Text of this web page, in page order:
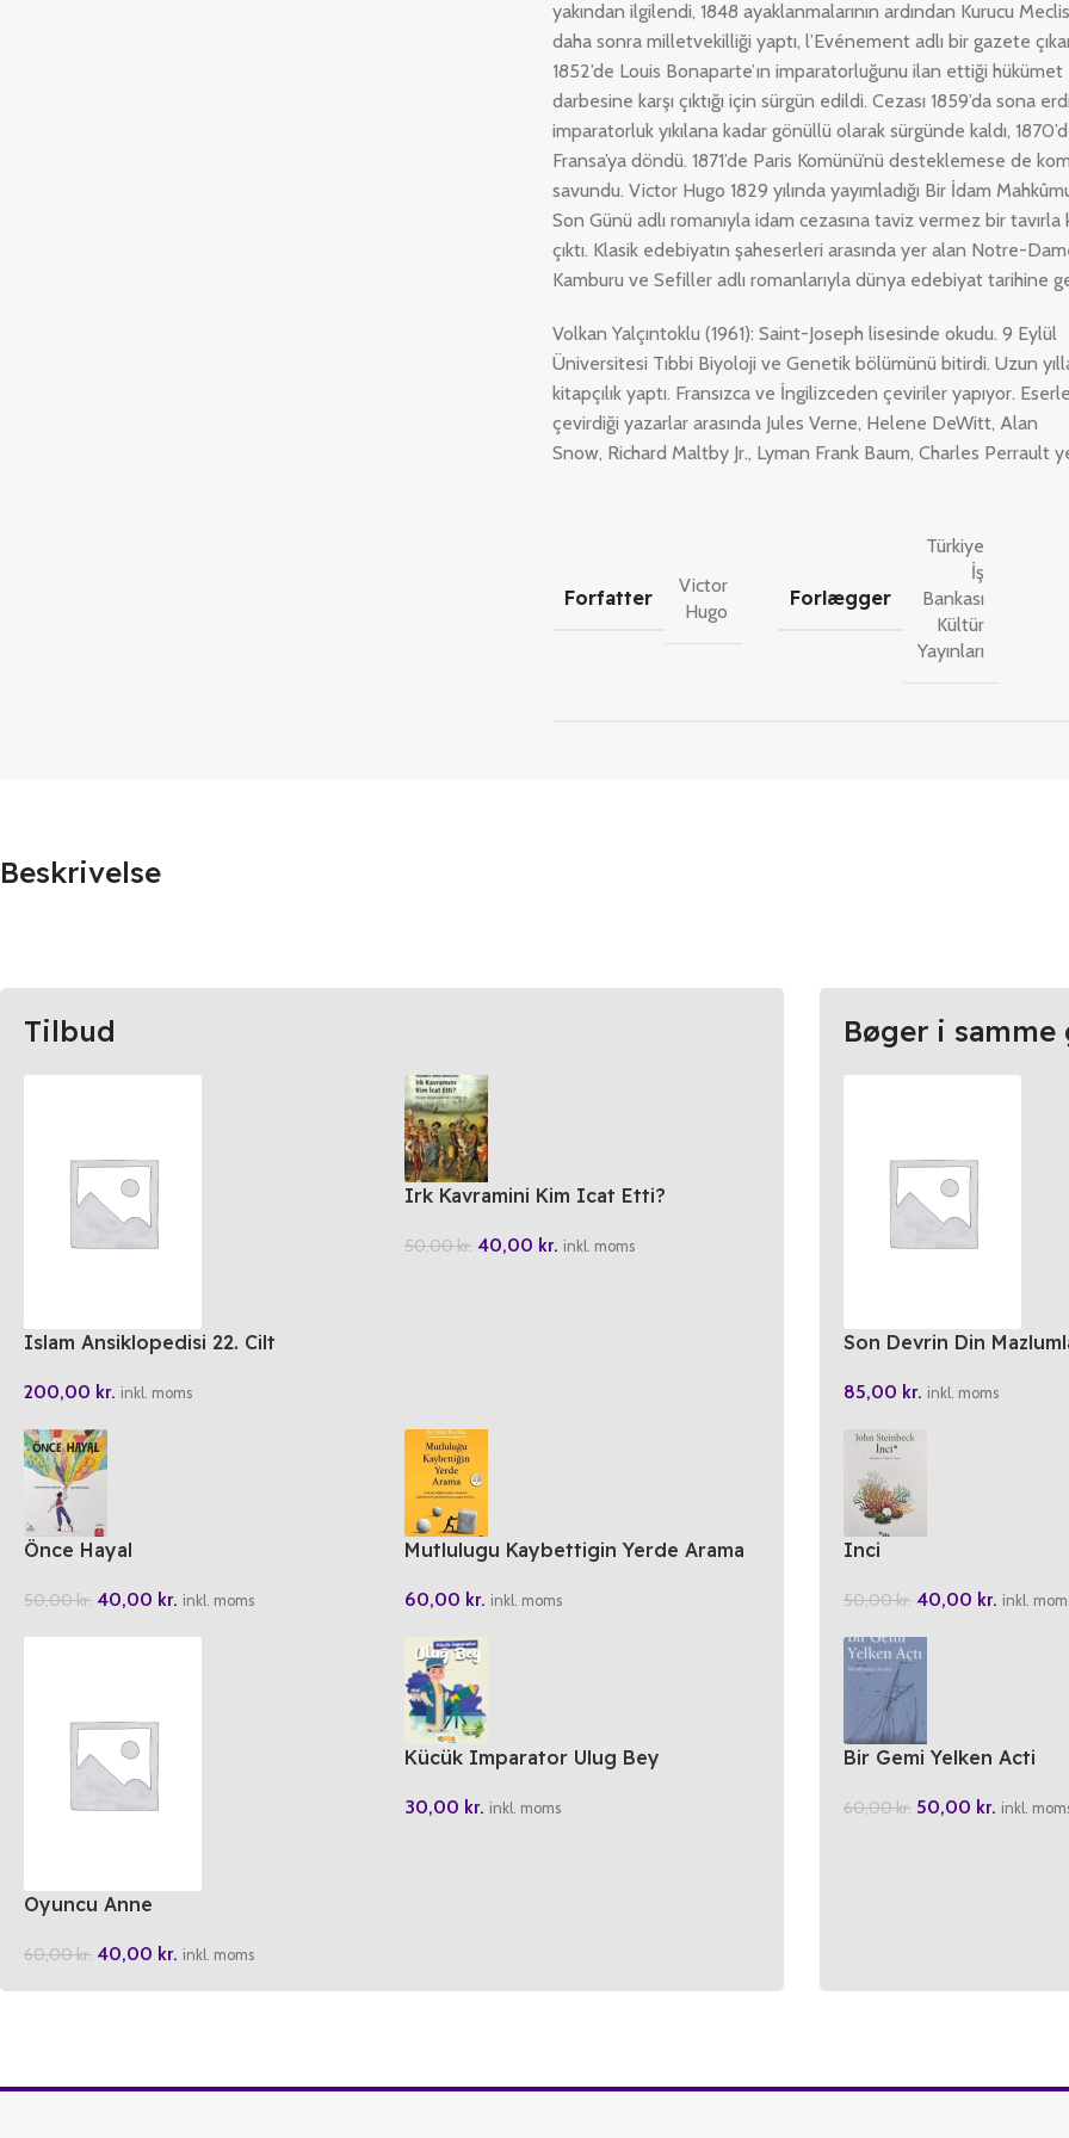
yakından ilgilendi, 1848 ayaklanmalarının ardından Kurucu
daha sonra milletvekilliği yaptı, l’Evénement adlı bir gazete
1852’de Louis Bonaparte’ın imparatorluğunu ilan ettiği hükümet
darbesine karşı çıktığı için sürgün edildi. Cezası 1859’da sona
imparatorluk yıkılana kadar gönüllü olarak sürgünde kaldı,
Fransa’ya döndü. 1871’de Paris Komünü’nü desteklemese de
savundu. Victor Hugo 1829 yılında yayımladığı Bir İdam
Son Günü adlı romanıyla idam cezasına taviz vermez bir tavırla
çıktı. Klasik edebiyatın şaheserleri arasında yer alan Notre-
Kamburu ve Sefiller adlı romanlarıyla dünya edebiyat tarihine
Volkan Yalçıntoklu (1961): Saint-Joseph lisesinde okudu. 9 Eylül
Üniversitesi Tıbbi Biyoloji ve Genetik bölümünü bitirdi. Uzun
kitapçılık yaptı. Fransızca ve İngilizceden çeviriler yapıyor.
çevirdiği yazarlar arasında Jules Verne, Helene DeWitt, Alan
Snow, Richard Maltby Jr., Lyman Frank Baum, Charles Perrault
Forfatter
Victor
Hugo
Forlægger
Türkiye
İş
Bankası
Kültür
Yayınları
Beskrivelse
Tilbud
Islam Ansiklopedisi 22. Cilt
200,00 kr. inkl. moms
Irk Kavramini Kim Icat Etti?
50,00kr. 40,00 kr. inkl. moms
Önce Hayal
50,00kr. 40,00 kr. inkl. moms
Mutlulugu Kaybettigin Yerde Arama
60,00 kr. inkl. moms
Oyuncu Anne
60,00kr. 40,00 kr. inkl. moms
Kücük Imparator Ulug Bey
30,00 kr. inkl. moms
Bøger i samme
Son Devrin Din
85,00 kr. inkl. moms
Inci
50,00kr. 40,00 kr. inkl.
Bir Gemi Yelken Acti
60,00kr. 50,00 kr. inkl.